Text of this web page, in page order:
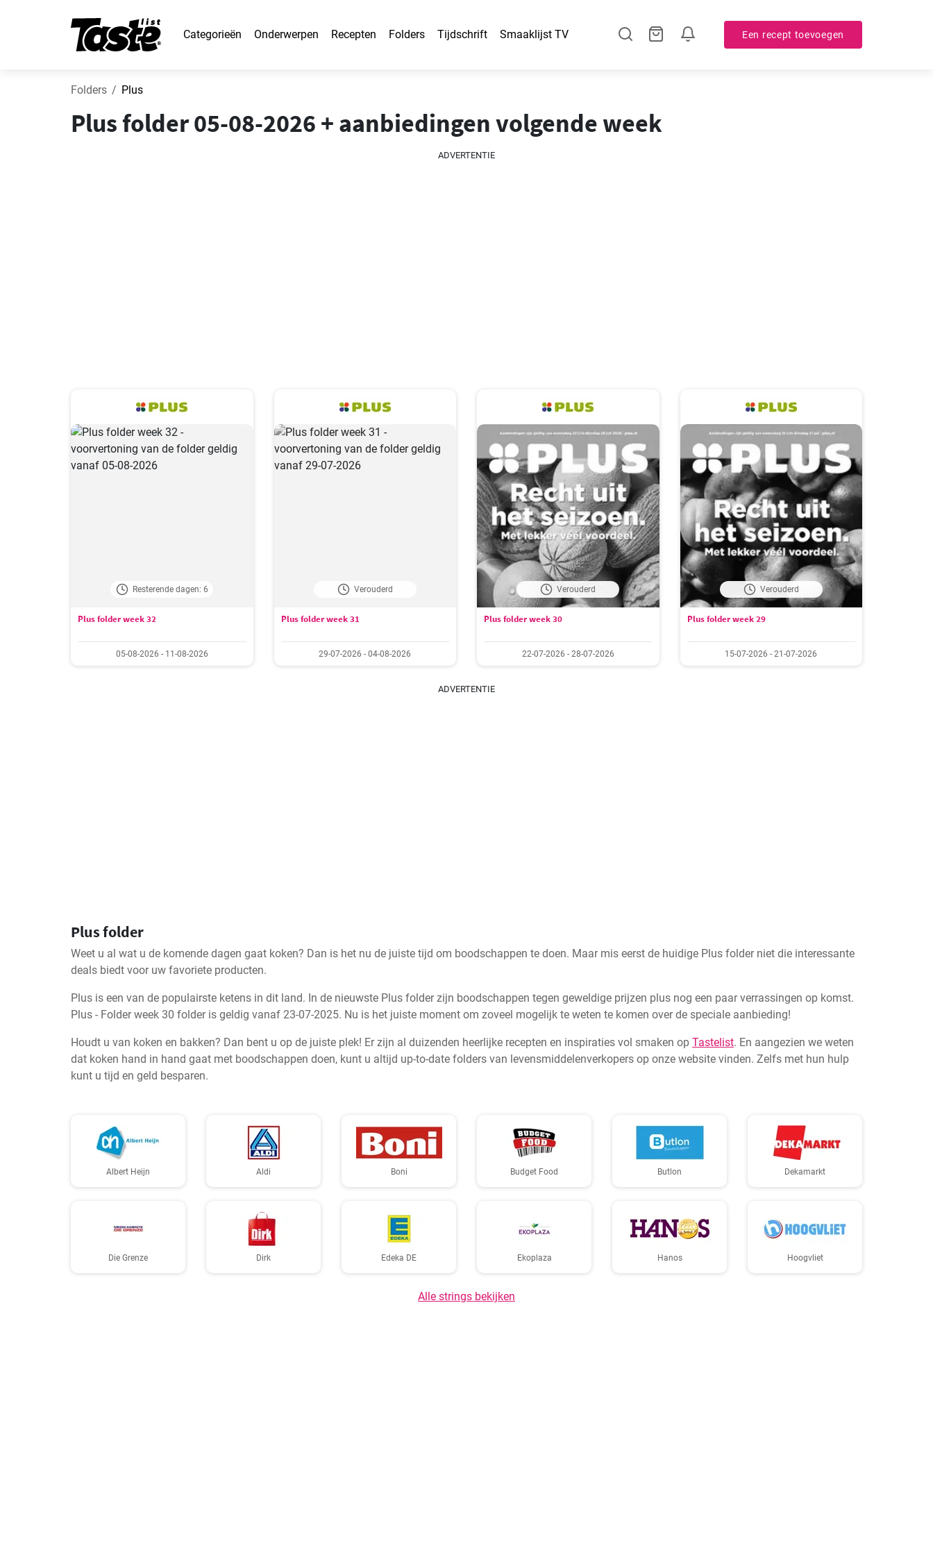
Categorieën Onderwerpen Recepten Folders Tijdschrift Smaaklijst TV Een recept toevoegen
Folders Plus
Plus folder 05-08-2026 + aanbiedingen volgende week
ADVERTENTIE
Resterende dagen: 6
Plus folder week 32
05-08-2026 - 11-08-2026
Verouderd
Plus folder week 31
29-07-2026 - 04-08-2026
Verouderd
Plus folder week 30
22-07-2026 - 28-07-2026
Verouderd
Plus folder week 29
15-07-2026 - 21-07-2026
ADVERTENTIE
Plus folder
Weet u al wat u de komende dagen gaat koken? Dan is het nu de juiste tijd om boodschappen te doen. Maar mis eerst de huidige Plus folder niet die interessante
deals biedt voor uw favoriete producten.
Plus is een van de populairste ketens in dit land. In de nieuwste Plus folder zijn boodschappen tegen geweldige prijzen plus nog een paar verrassingen op komst.
Plus - Folder week 30 folder is geldig vanaf 23-07-2025. Nu is het juiste moment om zoveel mogelijk te weten te komen over de speciale aanbieding!
Houdt u van koken en bakken? Dan bent u op de juiste plek! Er zijn al duizenden heerlijke recepten en inspiraties vol smaken op Tastelist. En aangezien we weten
dat koken hand in hand gaat met boodschappen doen, kunt u altijd up-to-date folders van levensmiddelenverkopers op onze website vinden. Zelfs met hun hulp
kunt u tijd en geld besparen.
Albert Heijn Aldi Boni Budget Food Butlon Dekamarkt
Die Grenze Dirk Edeka DE Ekoplaza Hanos Hoogvliet
Alle strings bekijken